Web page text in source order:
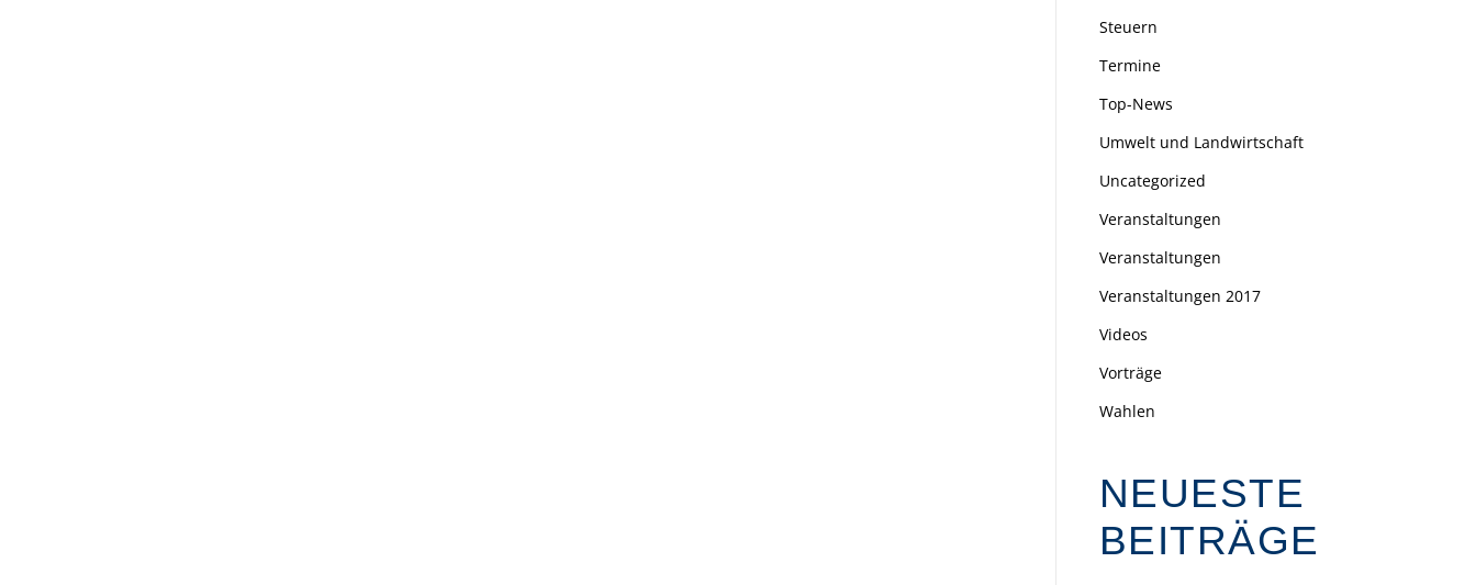
Steuern
Termine
Top-News
Umwelt und Landwirtschaft
Uncategorized
Veranstaltungen
Veranstaltungen
Veranstaltungen 2017
Videos
Vorträge
Wahlen
NEUESTE
BEITRÄGE